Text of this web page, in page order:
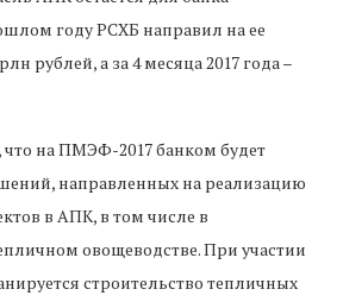
году РСХБ направил на ее
рублей, а за 4 месяца 2017 года –
что на ПМЭФ-2017 банком будет
направленных на реализацию
в АПК, в том числе в
овощеводстве. При участии
строительство тепличных